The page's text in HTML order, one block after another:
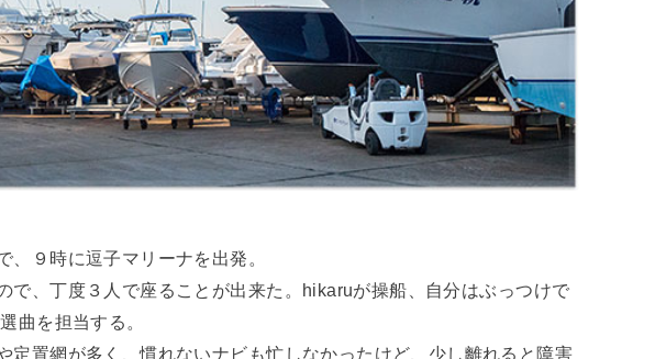
、９時に逗子マリーナを出発。
で、丁度３人で座ることが出来た。hikaruが操船、自分はぶっつけで
曲を担当する。
定置網が多く、慣れないナビも忙しなかったけど、少し離れると障害